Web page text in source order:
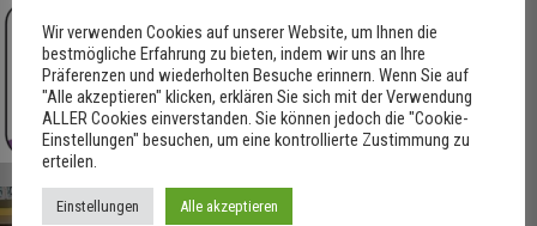
Wir verwenden Cookies auf unserer Website, um Ihnen die
bestmögliche Erfahrung zu bieten, indem wir uns an Ihre
Präferenzen und wiederholten Besuche erinnern. Wenn Sie auf
"Alle akzeptieren" klicken, erklären Sie sich mit der Verwendung
ALLER Cookies einverstanden. Sie können jedoch die "Cookie-
Einstellungen" besuchen, um eine kontrollierte Zustimmung zu
erteilen.
Einstellungen Alle akzeptieren